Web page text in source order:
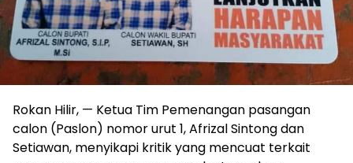
Rokan Hilir, — Ketua Tim Pemenangan pasangan
calon (Paslon) nomor urut 1, Afrizal Sintong dan
Setiawan, menyikapi kritik yang mencuat terkait